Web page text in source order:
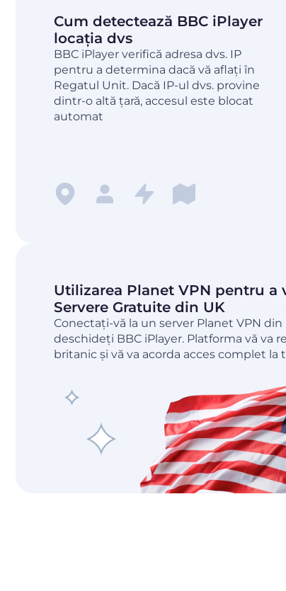
Cum detectează BBC iPlayer
locația dvs
BBC iPlayer verifică adresa dvs. IP
pentru a determina dacă vă aflați în
Regatul Unit. Dacă IP-ul dvs. provine
dintr-o altă țară, accesul este blocat
automat
Utilizarea Planet VPN pentru a
Servere Gratuite din UK
Conectați-vă la un server Planet VPN
deschideți BBC iPlayer. Platforma vă va
britanic și vă va acorda acces complet